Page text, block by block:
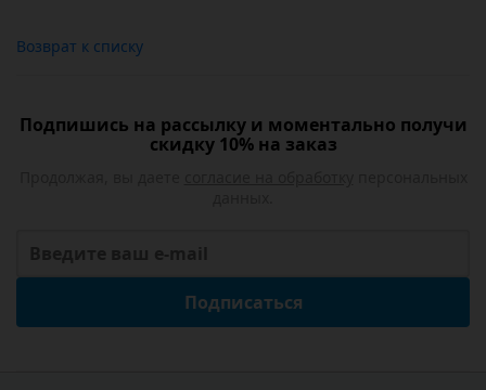
Возврат к списку
Подпишись на рассылку и моментально получи
скидку 10% на заказ
Подписаться